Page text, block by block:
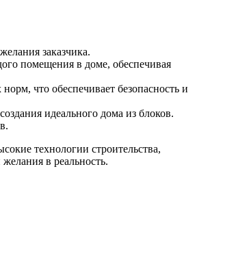
заказчика.
помещения в доме, обеспечивая
что обеспечивает безопасность и
идеального дома из блоков.
технологии строительства,
в реальность.